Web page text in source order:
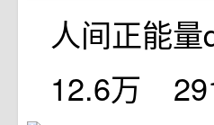
人间正能量
12.6万